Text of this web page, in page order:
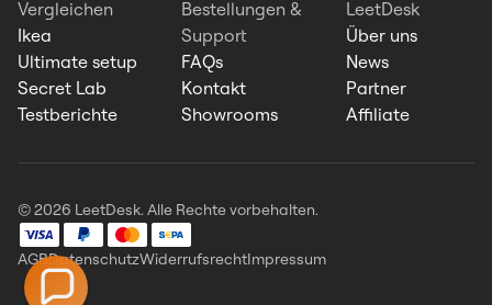
Vergleichen
Ikea
Ultimate setup
Secret Lab
Testberichte
Bestellungen &
Support
FAQs
Kontakt
Showrooms
LeetDesk
Über uns
News
Partner
Affiliate
© 2026 LeetDesk. Alle Rechte vorbehalten.
AGBDatenschutzWiderrufsrechtImpressum